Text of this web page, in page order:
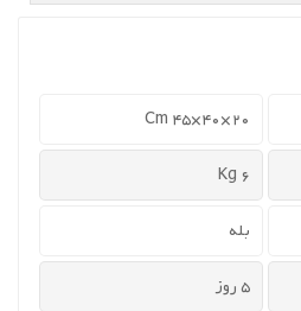
20×40×45 Cm
6 Kg
بله
5 روز